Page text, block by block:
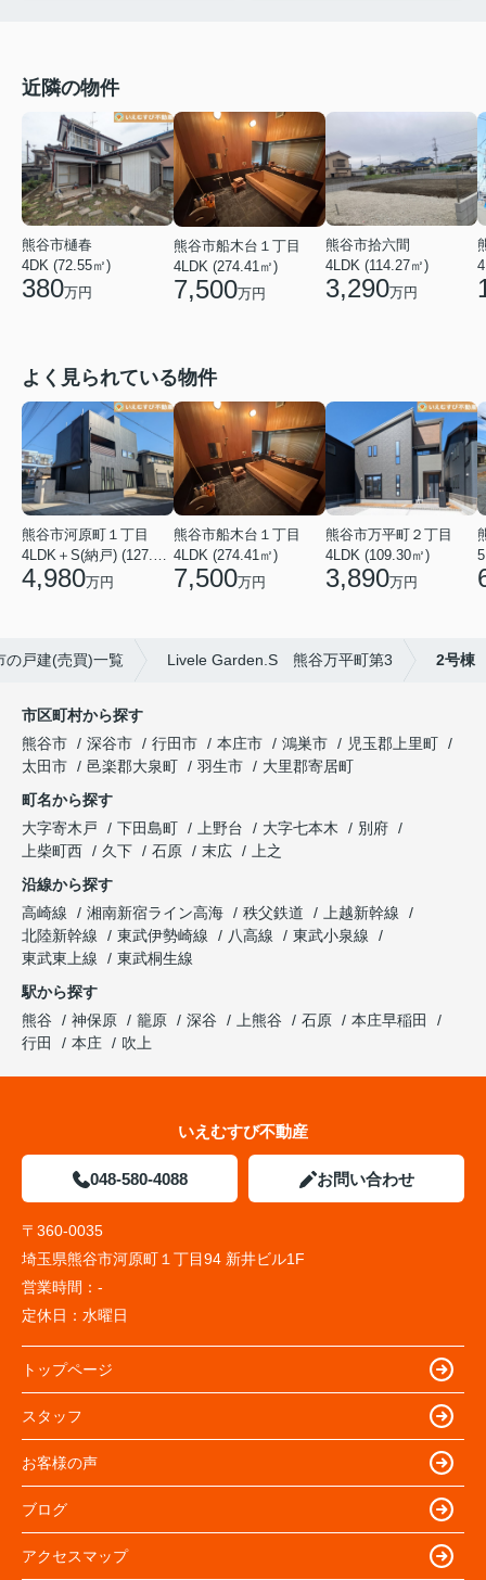
近隣の物件
熊谷市樋春
4DK (72.55㎡)
380万円
熊谷市船木台１丁目
4LDK (274.41㎡)
7,500万円
熊谷市拾六間
4LDK (114.27㎡)
3,290万円
よく見られている物件
熊谷市河原町１丁目
4,980万円
熊谷市船木台１丁目
4LDK (274.41㎡)
7,500万円
熊谷市万平町２丁目
4LDK (109.30㎡)
3,890万円
の戸建(売買)一覧 Livele Garden.S 熊谷万平町第3 2号棟
市区町村から探す
熊谷市
深谷市 行田市 本庄市 鴻巣市
児玉郡上里町
太田市
邑楽郡大泉町 羽生市
大里郡寄居町
町名から探す
大字寄木戸
下田島町 上野台 大字七本木
別府
上柴町西
久下 石原 末広
上之
沿線から探す
高崎線
湘南新宿ライン高海 秩父鉄道
上越新幹線
北陸新幹線
東武伊勢崎線 八高線
東武小泉線
東武東上線
東武桐生線
駅から探す
熊谷
神保原 籠原 深谷 上熊谷 石原
本庄早稲田
行田
本庄 吹上
いえむすび不動産
048-580-4088 お問い合わせ
〒360-0035
埼玉県熊谷市河原町１丁目94 新井ビル1F
営業時間： -
定休日： 水曜日
トップページ
スタッフ
お客様の声
ブログ
アクセスマップ